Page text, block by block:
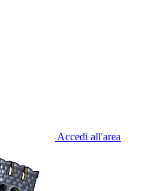
Accedi all'area